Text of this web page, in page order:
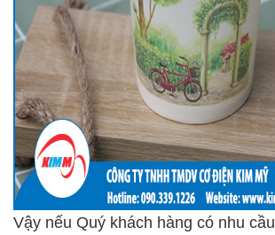
Vậy nếu Quý khách hàng có nhu cầu